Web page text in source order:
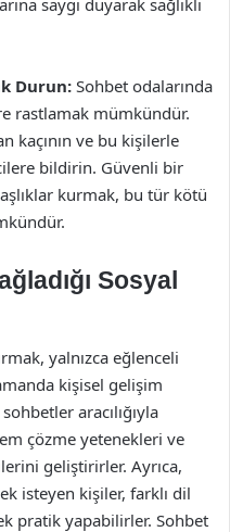
Durun: Sohbet odalarında
rastlamak mümkündür.
kaçının ve bu kişilerle
bildirin. Güvenli bir
kurmak, bu tür kötü
Sosyal
yalnızca eğlenceli
kişisel gelişim
aracılığıyla
çözme yetenekleri ve
geliştirirler. Ayrıca,
isteyen kişiler, farklı dil
pratik yapabilirler. Sohbet